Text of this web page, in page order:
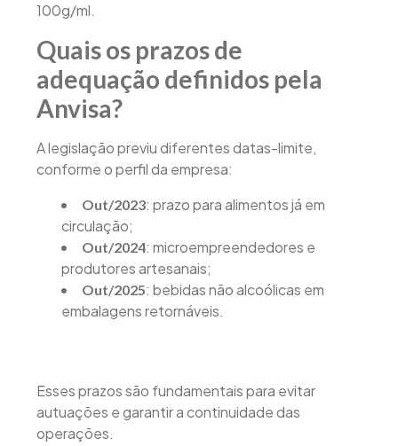
100g/ml.
Quais os prazos de
adequação definidos pela
Anvisa?
A legislação previu diferentes datas-limite,
conforme o perfil da empresa:
Out/2023: prazo para alimentos já em
circulação;
Out/2024: microempreendedores e
produtores artesanais;
Out/2025: bebidas não alcoólicas em
embalagens retornáveis.
Esses prazos são fundamentais para evitar
autuações e garantir a continuidade das
operações.